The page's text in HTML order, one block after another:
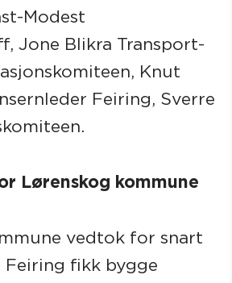
Modest
Jone Blikra Transport-
Knut
Feiring, Sverre
Lørenskog kommune
vedtok for snart
Feiring fikk bygge